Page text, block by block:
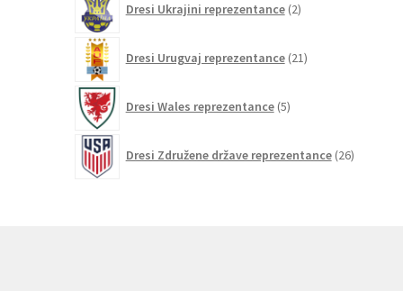
Dresi Ukrajini reprezentance 2izdelka
Dresi Urugvaj reprezentance 21izdelkov
Dresi Wales reprezentance 5izdelkov
Dresi Združene države reprezentance 26izdelkov